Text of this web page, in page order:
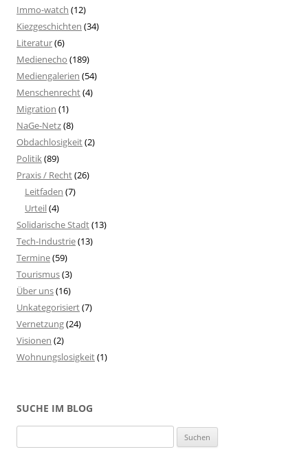
Immo-watch (12)
Kiezgeschichten (34)
Literatur(6)
Medienecho (189)
Mediengalerien (54)
Menschenrecht(4)
Migration (1)
NaGe-Netz(8)
Obdachlosigkeit(2)
Politik(89)
Praxis / Recht(26)
Leitfaden (7)
Urteil(4)
Solidarische Stadt(13)
Tech-Industrie(13)
Termine(59)
Tourismus(3)
Über uns(16)
Unkategorisiert(7)
Vernetzung(24)
Visionen (2)
Wohnungslosigkeit(1)
SUCHE IM BLOG
u